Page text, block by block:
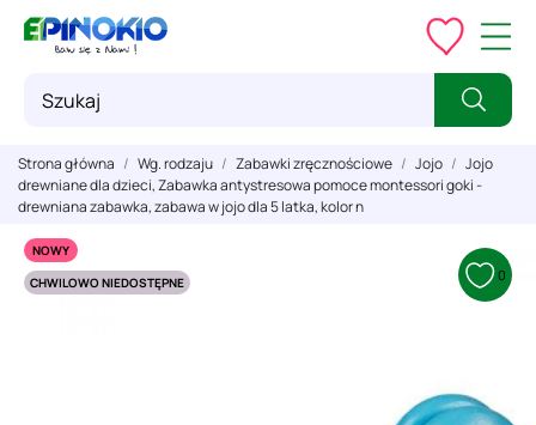
Strona główna Wg. rodzaju Zabawki zręcznościowe Jojo
Jojo
drewniane dla dzieci, Zabawka antystresowa pomoce montessori goki -
drewniana zabawka, zabawa w jojo dla 5 latka, kolor n
NOWY
CHWILOWO NIEDOSTĘPNE
0